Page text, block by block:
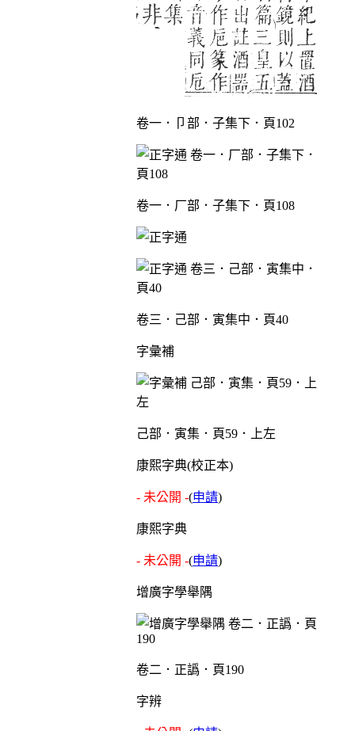
卷一．卩部．子集下．頁102
卷一．厂部．子集下．頁108
卷三．己部．寅集中．頁40
字彙補
己部．寅集．頁59．上左
康熙字典(校正本)
- 未公開 -(申請)
康熙字典
- 未公開 -(申請)
增廣字學舉隅
卷二．正譌．頁190
字辨